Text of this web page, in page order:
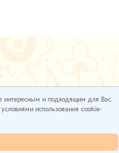
интересным и подходящим для Вас.
использования cookie-